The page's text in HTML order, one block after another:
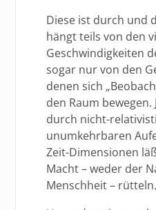
Diese ist durch und
hängt teils von den
Geschwindigkeiten
sogar nur von den
denen sich
den Raum
durch nicht-
unumkehrbaren
Zeit-Dimensionen
Macht – weder der
Menschheit – rütteln.